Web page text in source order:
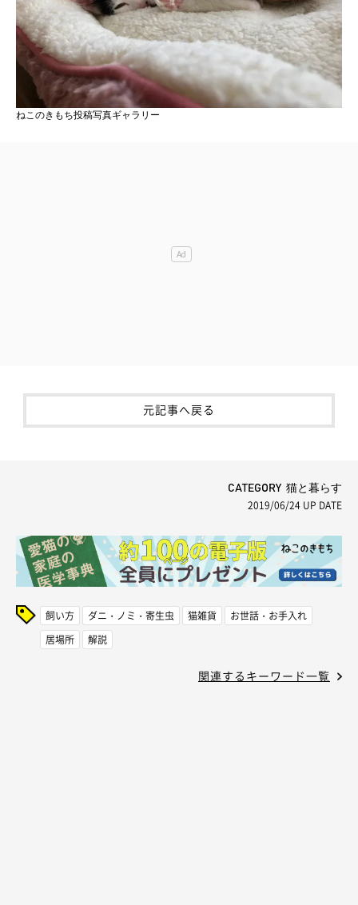
ねこのきもち投稿写真ギャラリー
元記事へ戻る
CATEGORY 猫と暮らす
2019/06/24 UP DATE
飼い方 ダニ・ノミ・寄生虫 猫雑貨
お世話・お手入れ
居場所
解説
関連するキーワード一覧